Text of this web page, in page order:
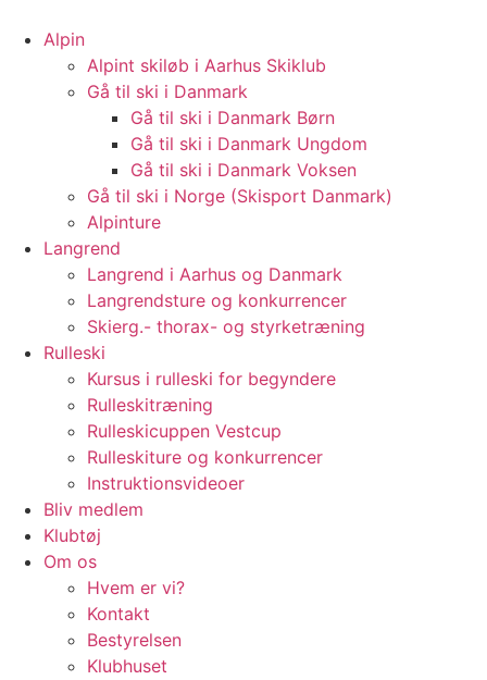
Alpin
Alpint skiløb i Aarhus Skiklub
Gå til ski i Danmark
Gå til ski i Danmark Børn
Gå til ski i Danmark Ungdom
Gå til ski i Danmark Voksen
Gå til ski i Norge (Skisport Danmark)
Alpinture
Langrend
Langrend i Aarhus og Danmark
Langrendsture og konkurrencer
Skierg.- thorax- og styrketræning
Rulleski
Kursus i rulleski for begyndere
Rulleskitræning
Rulleskicuppen Vestcup
Rulleskiture og konkurrencer
Instruktionsvideoer
Bliv medlem
Klubtøj
Om os
Hvem er vi?
Kontakt
Bestyrelsen
Klubhuset